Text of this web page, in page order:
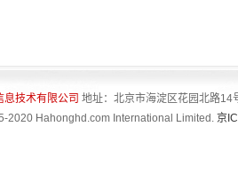
技术有限公司 地址：北京市海淀区花园北路14
2020 Hahonghd.com International Limited. 京